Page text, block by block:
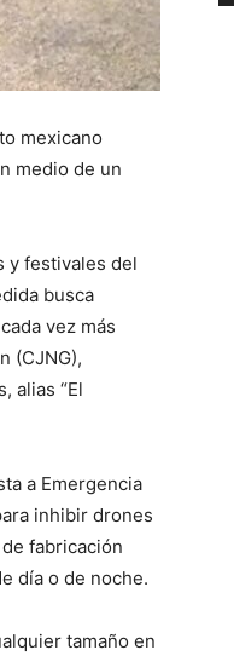
mexicano
medio de un
y festivales del
busca
vez más
(CJNG),
alias “El
a Emergencia
inhibir drones
fabricación
día o de noche.
tamaño en